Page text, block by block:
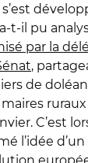
a-t-il pu
par la
,
de
maires
C’est
l’idée